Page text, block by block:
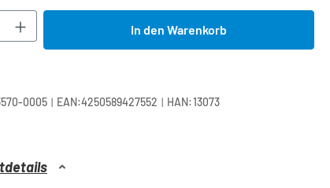
Gib den gewünschten Wert ein
In den Warenkorb
0005 | EAN:4250589427552 | HAN:13073